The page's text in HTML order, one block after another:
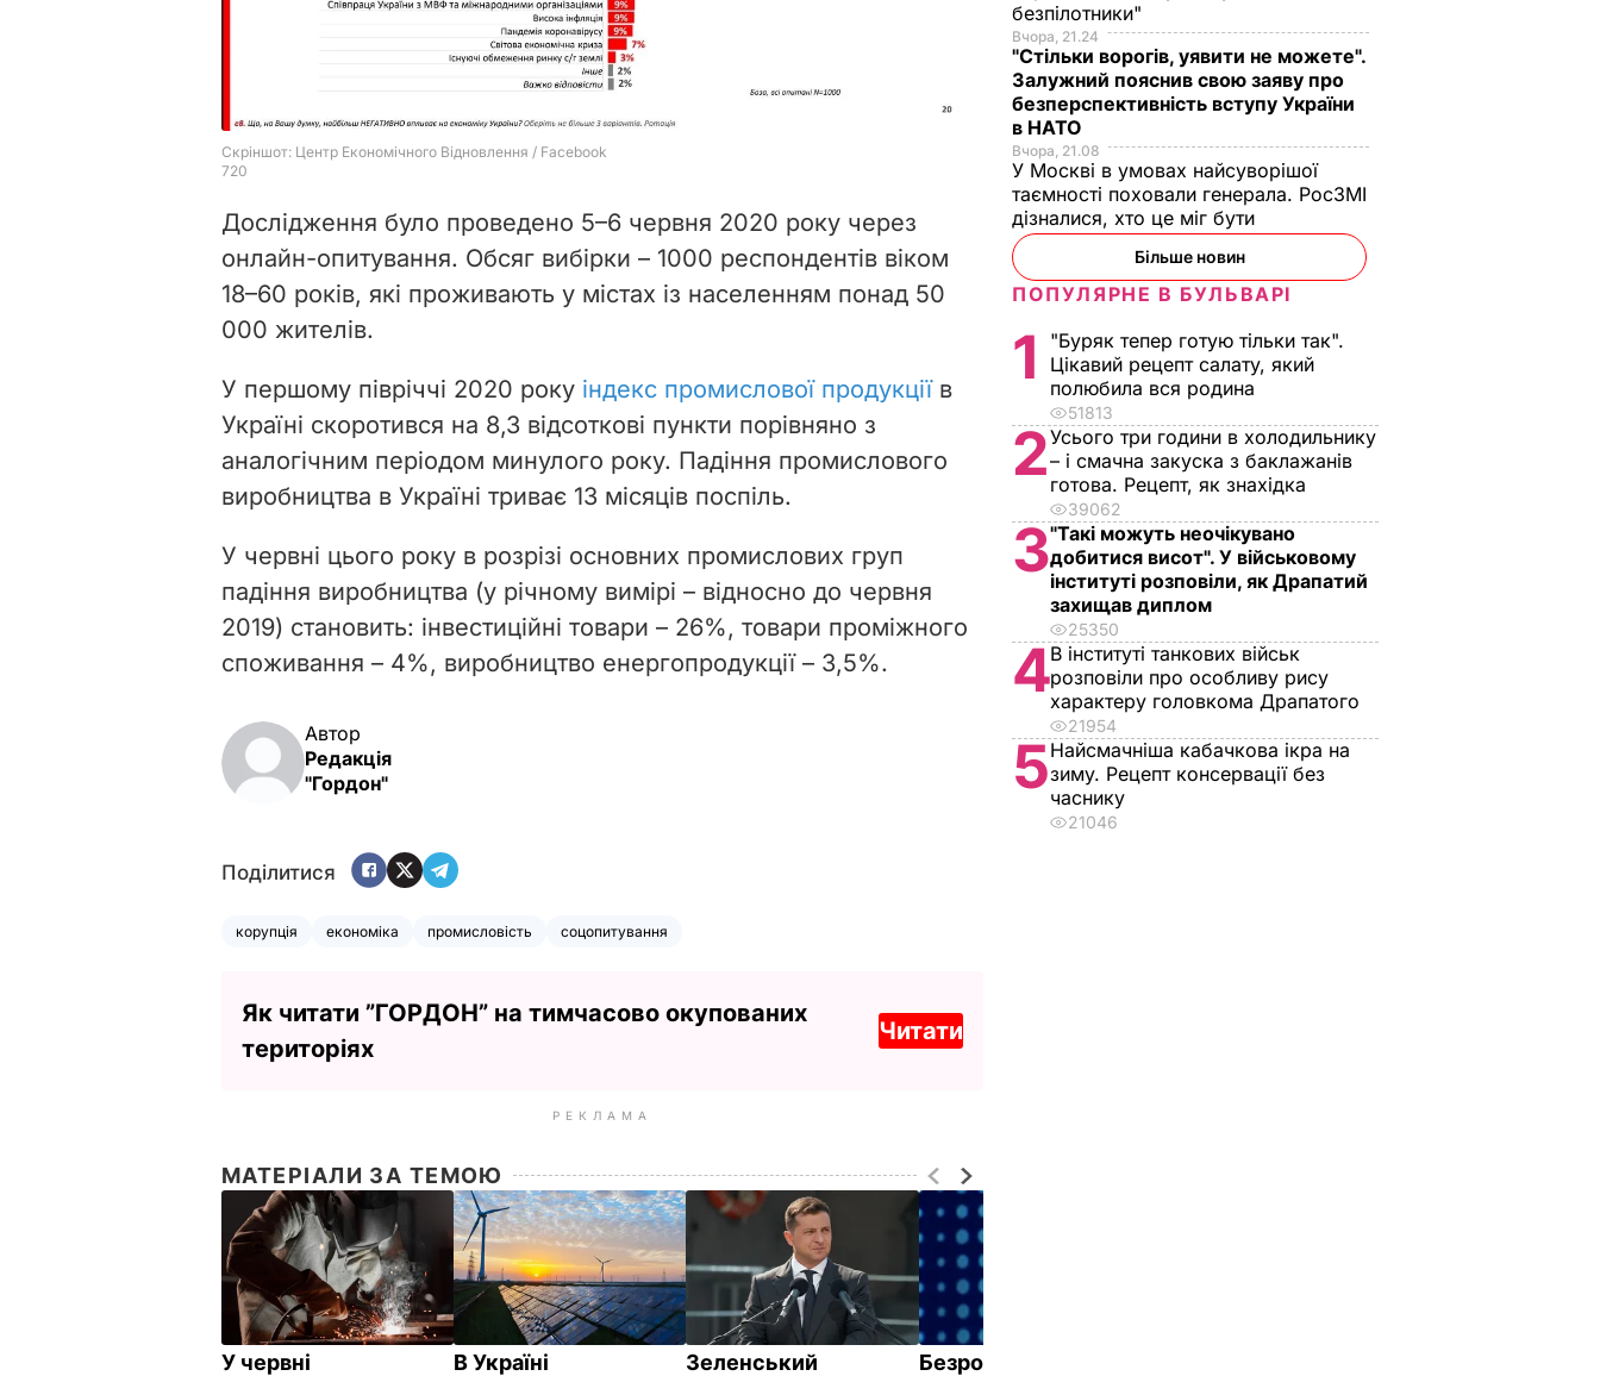
Дослідження було проведено 5–6 червня 2020 року через
онлайн-опитування. Обсяг вибірки – 1000 респондентів віком
18–60 років, які проживають у містах із населенням понад 50
000 жителів.
У першому півріччі 2020 року індекс промислової продукціїв
Україні скоротився на 8,3 відсоткові пункти порівняно з
аналогічним періодом минулого року. Падіння промислового
виробництва в Україні триває 13 місяців поспіль.
У червні цього року в розрізі основних промислових груп
падіння виробництва (у річному вимірі – відносно до червня
2019) становить: інвестиційні товари – 26%, товари проміжного
споживання – 4%, виробництво енергопродукції – 3,5%.
Автор
Редакція
"Гордон"
Поділитися
корупція економіка промисловість соцопитування
Як читати ”ГОРДОН” на тимчасово окупованих
територіях
Читати
РЕКЛАМА
МАТЕРІАЛИ ЗА ТЕМОЮ
У червні В Україні Зеленський Безробіття в Україні
безпілотники"
Вчора, 21.24
"Стільки ворогів, уявити не можете".
Залужний пояснив свою заяву про
безперспективність вступу України
в НАТО
Вчора, 21.08
У Москві в умовах найсуворішої
таємності поховали генерала. РосЗМІ
дізналися, хто це міг бути
Більше новин
ПОПУЛЯРНЕ В БУЛЬВАРІ
1
"Буряк тепер готую тільки так".
Цікавий рецепт салату, який
полюбила вся родина
51813
2Усього три години в холодильнику
– і смачна закуска з баклажанів
готова. Рецепт, як знахідка
39062
3"Такі можуть неочікувано
добитися висот". У військовому
інституті розповіли, як Драпатий
захищав диплом
25350
4В інституті танкових військ
розповіли про особливу рису
характеру головкома Драпатого
21954
5Найсмачніша кабачкова ікра на
зиму. Рецепт консервації без
часнику
21046